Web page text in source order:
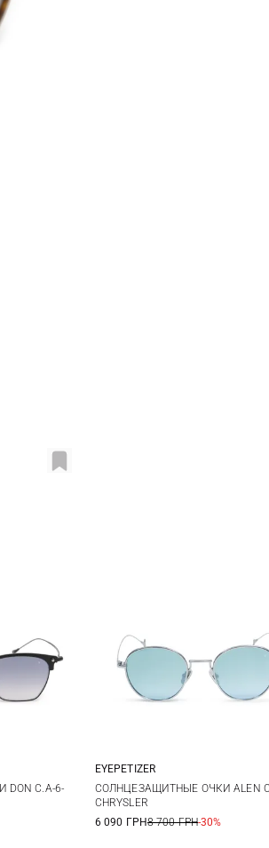
C.A-6-
One size
EYEPETIZER
СОЛНЦЕЗАЩИТНЫЕ ОЧКИ ALEN
CHRYSLER
6 090 ГРН8 700 ГРН-30%